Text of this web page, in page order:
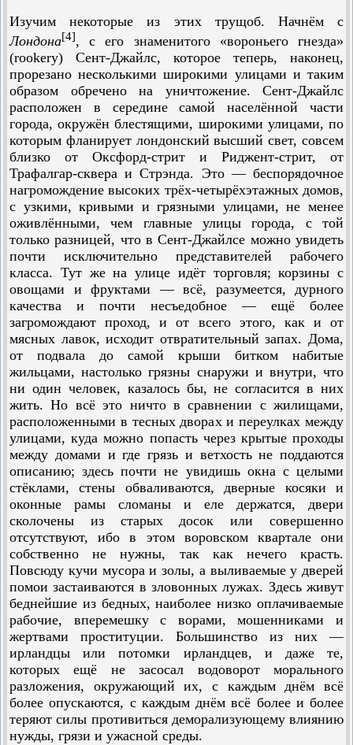
Изучим некоторые из этих трущоб. Начнём с
Лондона[4], с его знаменитого «вороньего гнезда»
(rookery) Сент-Джайлс, которое теперь, наконец,
прорезано несколькими широкими улицами и таким
образом обречено на уничтожение. Сент-Джайлс
расположен в середине самой населённой части
города, окружён блестящими, широкими улицами, по
которым фланирует лондонский высший свет, совсем
близко от Оксфорд-стрит и Риджент-стрит, от
Трафалгар-сквера и Стрэнда. Это — беспорядочное
нагромождение высоких трёх-четырёхэтажных домов,
с узкими, кривыми и грязными улицами, не менее
оживлёнными, чем главные улицы города, с той
только разницей, что в Сент-Джайлсе можно увидеть
почти исключительно представителей рабочего
класса. Тут же на улице идёт торговля; корзины с
овощами и фруктами — всё, разумеется, дурного
качества и почти несъедобное — ещё более
загромождают проход, и от всего этого, как и от
мясных лавок, исходит отвратительный запах. Дома,
от подвала до самой крыши битком набитые
жильцами, настолько грязны снаружи и внутри, что
ни один человек, казалось бы, не согласится в них
жить. Но всё это ничто в сравнении с жилищами,
расположенными в тесных дворах и переулках между
улицами, куда можно попасть через крытые проходы
между домами и где грязь и ветхость не поддаются
описанию; здесь почти не увидишь окна с целыми
стёк­лами, стены обваливаются, дверные косяки и
оконные рамы сломаны и еле держатся, двери
сколочены из старых досок или совершенно
отсутствуют, ибо в этом воровском квартале они
собственно не нужны, так как нечего красть.
Повсюду кучи мусора и золы, а выливаемые у дверей
помои застаиваются в зловонных лужах. Здесь живут
беднейшие из бедных, наиболее низко оплачиваемые
рабочие, вперемешку с ворами, мошенниками и
жертвами проституции. Большинство из них —
ирландцы или потомки ирландцев, и даже те,
которых ещё не засосал водоворот морального
разложения, окружающий их, с каждым днём всё
более опускаются, с каждым днём всё более и более
теряют силы противиться деморализующему влиянию
нужды, грязи и ужасной среды.